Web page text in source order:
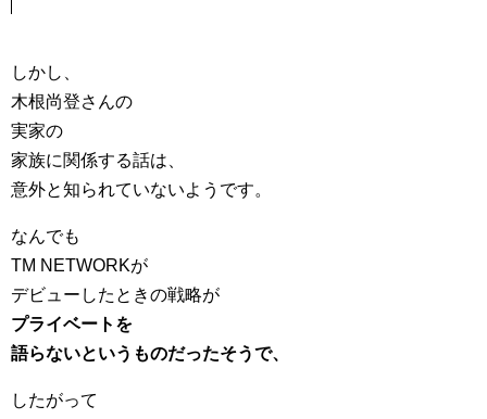
しかし、
木根尚登さんの
実家の
家族に関係する話は、
意外と知られていないようです。
なんでも
TM NETWORKが
デビューしたときの戦略が
プライベートを
語らないというものだったそうで、
したがって